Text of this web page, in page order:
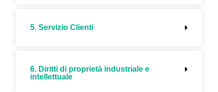
5. Servizio Clienti
6. Diritti di proprietà industriale e
intellettuale